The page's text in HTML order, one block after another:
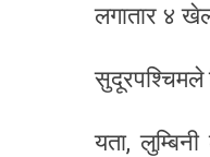
लगातार ४
सुदूरपश्चिमले
यता,